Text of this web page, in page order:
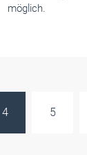
möglich.
4 5